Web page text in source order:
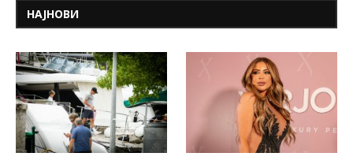
НАЈНОВИ